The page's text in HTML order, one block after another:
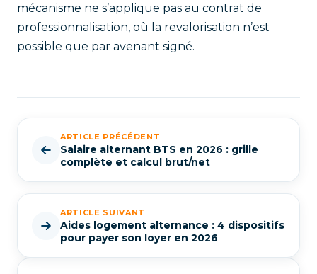
mécanisme ne s’applique pas au contrat de
professionnalisation, où la revalorisation n’est
possible que par avenant signé.
ARTICLE PRÉCÉDENT
Salaire alternant BTS en 2026 : grille
complète et calcul brut/net
ARTICLE SUIVANT
Aides logement alternance : 4 dispositifs
pour payer son loyer en 2026